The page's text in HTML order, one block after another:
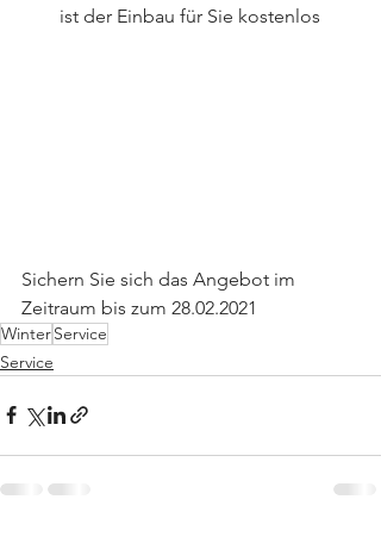
ist der Einbau für Sie kostenlos
Sichern Sie sich das Angebot im
Zeitraum bis zum 28.02.2021
WinterService
Service